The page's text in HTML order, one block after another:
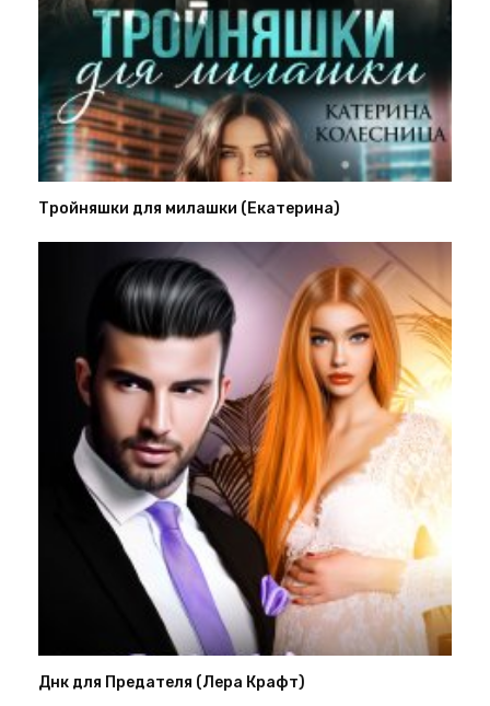
Тройняшки для милашки (Екатерина)
Днк для Предателя (Лера Крафт)